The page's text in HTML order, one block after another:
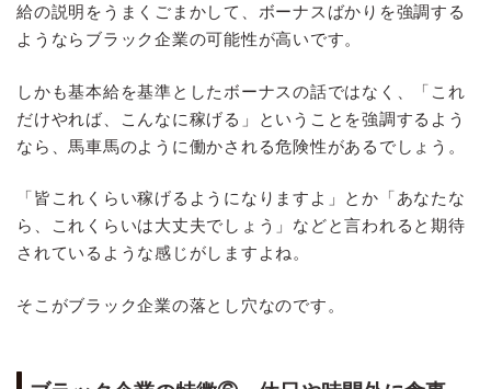
給の説明をうまくごまかして、ボーナスばかりを強調する
ようならブラック企業の可能性が高いです。
しかも基本給を基準としたボーナスの話ではなく、「これ
だけやれば、こんなに稼げる」ということを強調するよう
なら、馬車馬のように働かされる危険性があるでしょう。
「皆これくらい稼げるようになりますよ」とか「あなたな
ら、これくらいは大丈夫でしょう」などと言われると期待
されているような感じがしますよね。
そこがブラック企業の落とし穴なのです。